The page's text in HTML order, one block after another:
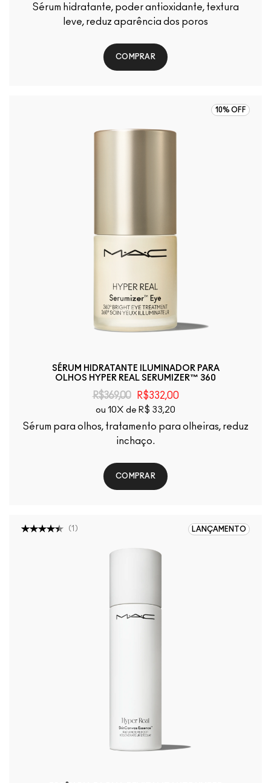
Sérum hidratante, poder antioxidante, textura
leve, reduz aparência dos poros
COMPRAR
10% OFF
SÉRUM HIDRATANTE ILUMINADOR PARA
OLHOS HYPER REAL SERUMIZER™ 360
R$369,00 R$332,00
ou 10X de R$ 33,20
Sérum para olhos, tratamento para olheiras, reduz
inchaço.
COMPRAR
LANÇAMENTO
(1 )